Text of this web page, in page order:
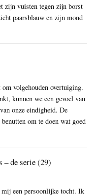
zijn vuisten tegen zijn borst
paarsblauw en zijn mond
volgehouden overtuiging.
kunnen we een gevoel van
onze eindigheid. De
om te doen wat goed
– de serie (29)
een persoonlijke tocht. Ik